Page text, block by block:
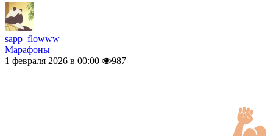
sapp_flowww
Марафоны
1 февраля 2026 в 00:00
987